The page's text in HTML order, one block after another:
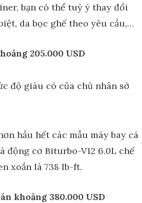
bạn có thể tuỳ ý thay đổi
da bọc ghế theo yêu cầu,…
205.000 USD
hầu hết các mẫu máy bay cá
động cơ Biturbo-V12 6.0L chế
xoắn là 738 lb-ft.
khoảng 380.000 USD